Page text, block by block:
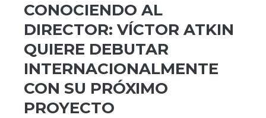
CONOCIENDO AL
DIRECTOR: VÍCTOR ATKIN
QUIERE DEBUTAR
INTERNACIONALMENTE
CON SU PRÓXIMO
PROYECTO